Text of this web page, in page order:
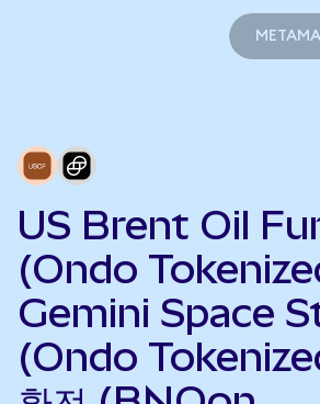
US Brent Oil
(Ondo
Gemini Space
(Ondo